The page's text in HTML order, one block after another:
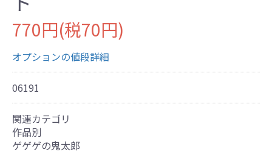
770円(税70円)
オプションの値段詳細
06191
関連カテゴリ
作品別
ゲゲゲの鬼太郎